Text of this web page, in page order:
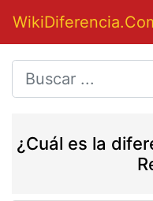
¿Cuál es la